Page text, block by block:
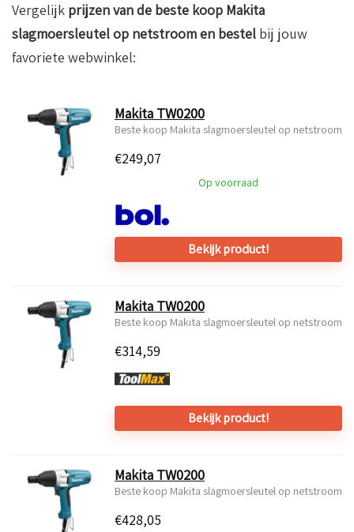
Vergelijk prijzen van de beste koop Makita
slagmoersleutel op netstroom en bestel bij jouw
favoriete webwinkel:
Makita TW0200
Beste koop Makita slagmoersleutel op netstroom
€249,07
Op voorraad
Bekijk product!
Makita TW0200
Beste koop Makita slagmoersleutel op netstroom
€314,59
Bekijk product!
Makita TW0200
Beste koop Makita slagmoersleutel op netstroom
€428,05